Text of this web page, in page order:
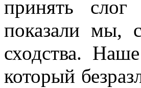
принять
показали мы,
сходства.
который